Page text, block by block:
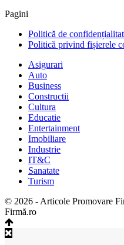
Pagini
Politică de
Politică privind fișierele
Asigurari
Auto
Business
Constructii
Cultura
Educatie
Entertainment
Imobiliare
Industrie
IT&C
Sanatate
Turism
© 2026 - Articole Promovare
Firmă.ro